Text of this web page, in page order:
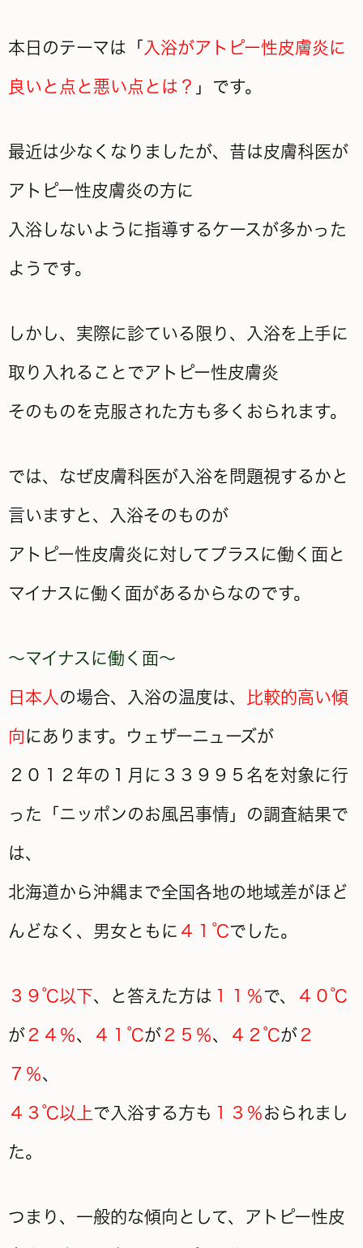
本日のテーマは「 入浴がアトピー性皮膚炎に
良いと点と悪い点とは？ 」です。
最近は少なくなりましたが、昔は皮膚科医が
アトピー性皮膚炎の方に
入浴しないように指導するケースが多かった
ようです。
しかし、実際に診ている限り、入浴を上手に
取り入れることでアトピー性皮膚炎
そのものを克服された方も多くおられます。
では、なぜ皮膚科医が入浴を問題視するかと
言いますと、入浴そのものが
アトピー性皮膚炎に対してプラスに働く面と
マイナスに働く面があるからなのです。
～マイナスに働く面～
日本人 の場合、入浴の温度は、 比較的高い傾
向にあります。ウェザーニューズが
２０１２年の１月に３３９９５名を対象に行
った「ニッポンのお風呂事情」の調査結果で
は、
北海道から沖縄まで全国各地の地域差がほど
んどなく、男女ともに ４１℃でした。
３９℃以下、と答えた方は １１％で、 ４０℃
が ２４％、 ４１℃が ２５％、 ４２℃が ２
７％、
４３℃以上で入浴する方も １３％おられまし
た。
つまり、一般的な傾向として、アトピー性皮